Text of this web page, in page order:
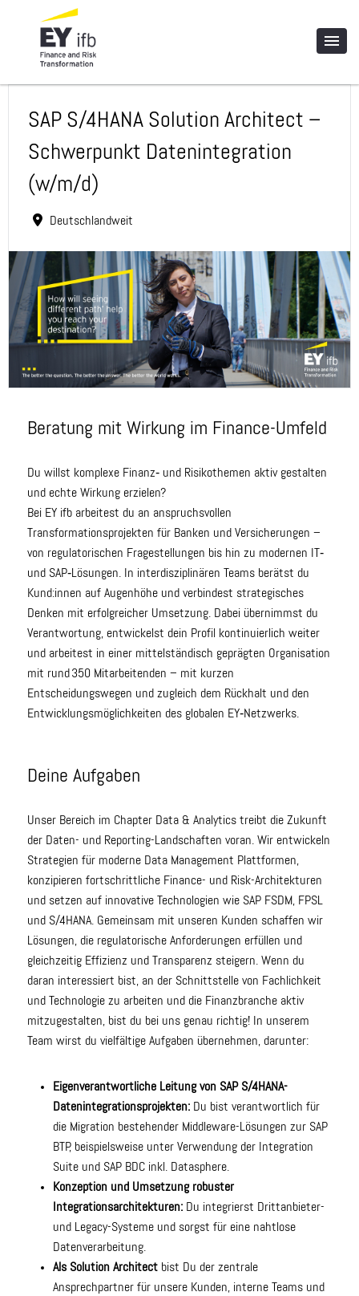
SAP S/4HANA Solution Architect –
Schwerpunkt Datenintegration
(w/m/d)
Deutschlandweit
Beratung mit Wirkung im Finance-Umfeld
Du willst komplexe Finanz‑ und Risikothemen aktiv gestalten
und echte Wirkung erzielen?
Bei EY ifb arbeitest du an anspruchsvollen
Transformationsprojekten für Banken und Versicherungen –
von regulatorischen Fragestellungen bis hin zu modernen IT‑
und SAP‑Lösungen. In interdisziplinären Teams berätst du
Kund:innen auf Augenhöhe und verbindest strategisches
Denken mit erfolgreicher Umsetzung. Dabei übernimmst du
Verantwortung, entwickelst dein Profil kontinuierlich weiter
und arbeitest in einer mittelständisch geprägten Organisation
mit rund 350 Mitarbeitenden – mit kurzen
Entscheidungswegen und zugleich dem Rückhalt und den
Entwicklungsmöglichkeiten des globalen EY‑Netzwerks.
Deine Aufgaben
Unser Bereich im Chapter Data & Analytics treibt die Zukunft
der Daten- und Reporting-Landschaften voran. Wir entwickeln
Strategien für moderne Data Management Plattformen,
konzipieren fortschrittliche Finance- und Risk-Architekturen
und setzen auf innovative Technologien wie SAP FSDM, FPSL
und S/4HANA. Gemeinsam mit unseren Kunden schaffen wir
Lösungen, die regulatorische Anforderungen erfüllen und
gleichzeitig Effizienz und Transparenz steigern. Wenn du
daran interessiert bist, an der Schnittstelle von Fachlichkeit
und Technologie zu arbeiten und die Finanzbranche aktiv
mitzugestalten, bist du bei uns genau richtig! In unserem
Team wirst du vielfältige Aufgaben übernehmen, darunter:
Eigenverantwortliche Leitung von SAP S/4HANA-
Datenintegrationsprojekten: Du bist verantwortlich für
die Migration bestehender Middleware-Lösungen zur SAP
BTP, beispielsweise unter Verwendung der Integration
Suite und SAP BDC inkl. Datasphere.
Konzeption und Umsetzung robuster
Integrationsarchitekturen: Du integrierst Drittanbieter-
und Legacy-Systeme und sorgst für eine nahtlose
Datenverarbeitung.
Als Solution Architect bist Du der zentrale
Ansprechpartner für unsere Kunden, interne Teams und